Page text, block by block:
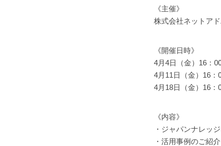
《主催》
株式会社ネットア
《開催日時》
4月4日（金）16：
4月11日（金）16：
4月18日（金）16：
《内容》
・ジャパンナレッ
・活用事例のご紹介